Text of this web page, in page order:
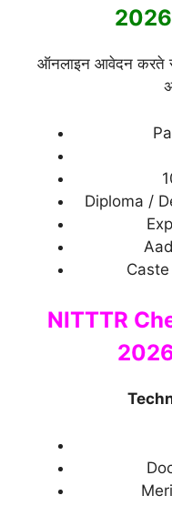
2026
ऑनलाइन आवेदन करते
Diploma /
Caste
NITTTR
2026